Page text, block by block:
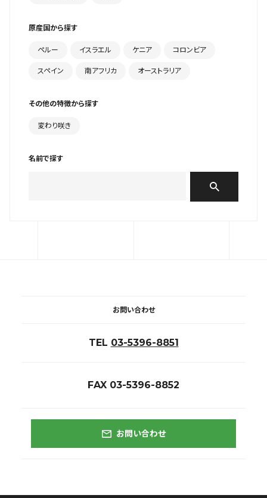
原産国から探す
ペルー イスラエル ケニア コロンビア
スペイン 南アフリカ オーストラリア
その他の特徴から探す
変わり咲き
名前で探す
お問い合わせ
TEL 03-5396-8851
FAX 03-5396-8852
お問い合わせ